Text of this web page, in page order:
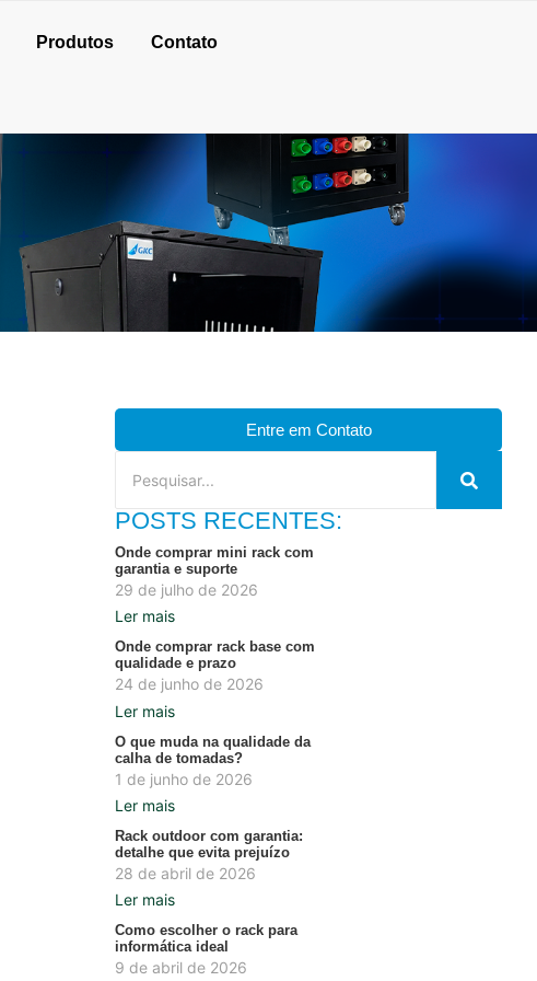
Produtos Contato
Entre em Contato
POSTS RECENTES:
Onde comprar mini rack com
garantia e suporte
29 de julho de 2026
Ler mais
Onde comprar rack base com
qualidade e prazo
24 de junho de 2026
Ler mais
O que muda na qualidade da
calha de tomadas?
1 de junho de 2026
Ler mais
Rack outdoor com garantia:
detalhe que evita prejuízo
28 de abril de 2026
Ler mais
Como escolher o rack para
informática ideal
9 de abril de 2026